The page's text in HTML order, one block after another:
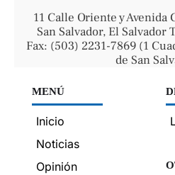
11 Calle Oriente y Avenida
San Salvador, El Salvador
Fax: (503) 2231-7869 (1
de San
MENÚ
Inicio
Noticias
Opinión